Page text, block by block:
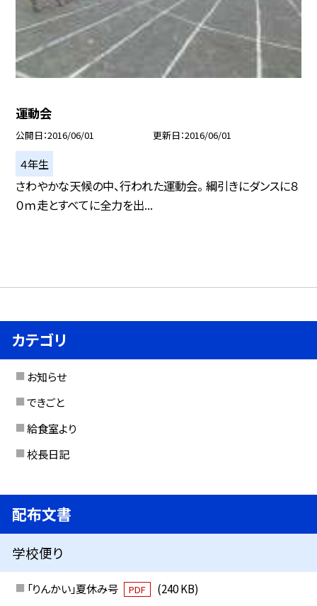
運動会
公開日 2016/06/01 更新日 2016/06/01
４年生
さわやかな天候の中、行われた運動会。 綱引きにダンスに８
０ｍ走とすべてに全力を出...
カテゴリ
お知らせ
できごと
給食室より
校長日記
配布文書
学校便り
「りんかい」夏休み号 PDF
(240 KB)